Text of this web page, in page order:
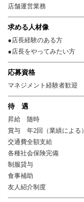
店舗運営業務
求める人材像
●店長経験のある方
●店長をやってみたい方
応募資格
マネジメント経験者歓迎
待 遇
昇給 随時
賞与 年2回（業績による）
交通費全額支給
各種社会保険完備
制服貸与
食事補助
友人紹介制度